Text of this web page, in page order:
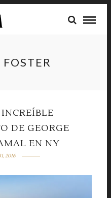
DE GEORGE
EN NY
2016